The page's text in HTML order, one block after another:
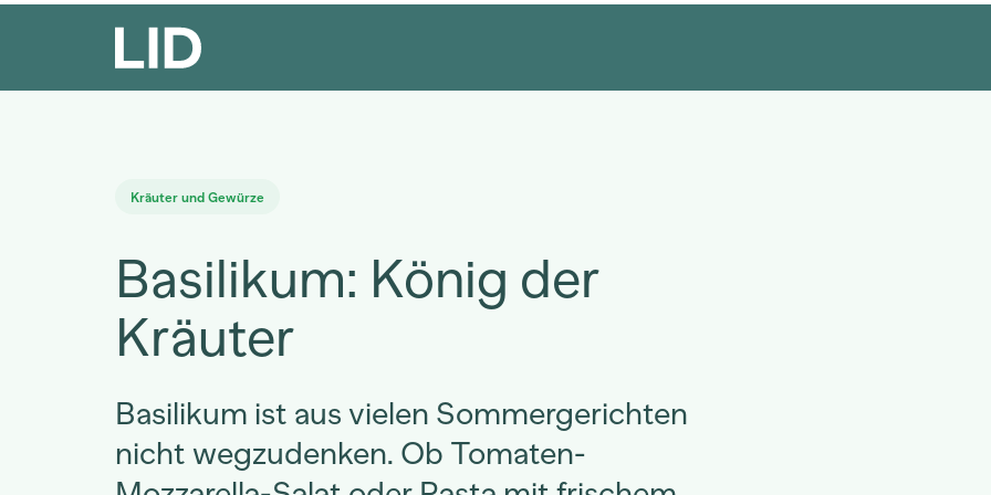
Kräuter und Gewürze
Basilikum: König der
Kräuter
Basilikum ist aus vielen Sommergerichten
nicht wegzudenken. Ob Tomaten-